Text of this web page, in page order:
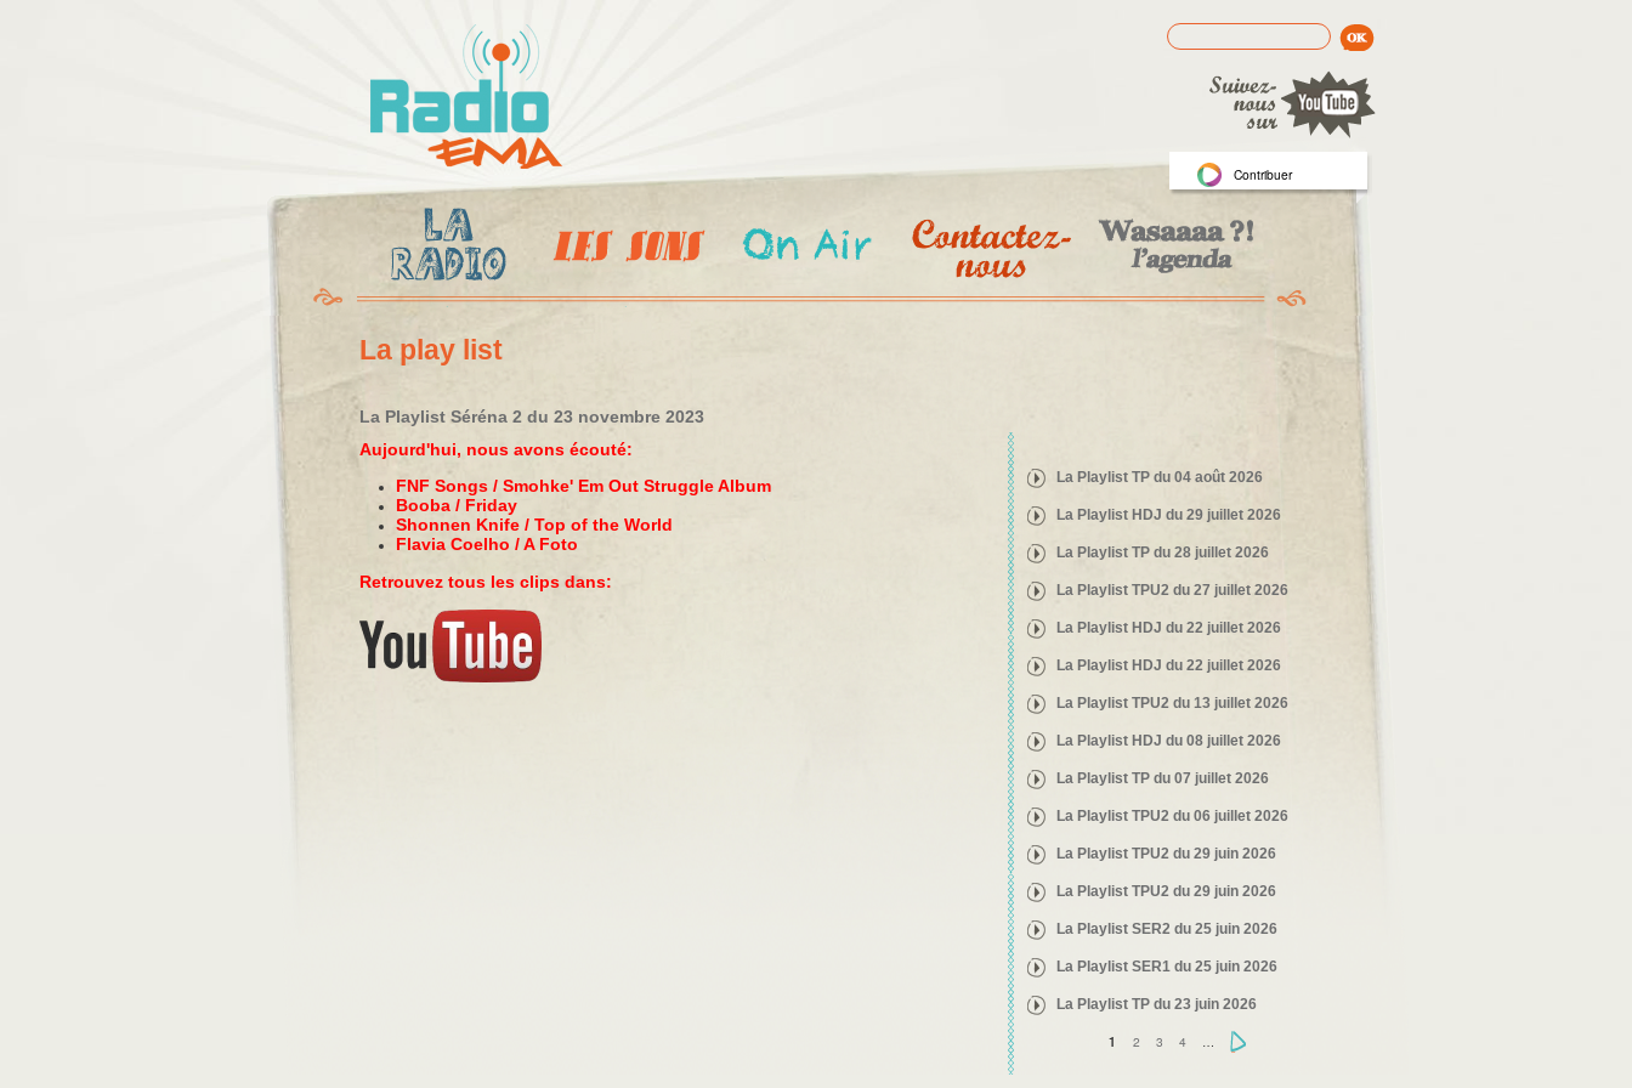
Formulaire de recherche
Rechercher
Contribuer
La play list
La Playlist Séréna 2 du 23 novembre 2023
Aujourd'hui, nous avons écouté:
FNF Songs / Smohke' Em Out Struggle Album
Booba / Friday
Shonnen Knife / Top of the World
Flavia Coelho / A Foto
Retrouvez tous les clips dans:
La Playlist TP du 04 août 2026
La Playlist HDJ du 29 juillet 2026
La Playlist TP du 28 juillet 2026
La Playlist TPU2 du 27 juillet 2026
La Playlist HDJ du 22 juillet 2026
La Playlist HDJ du 22 juillet 2026
La Playlist TPU2 du 13 juillet 2026
La Playlist HDJ du 08 juillet 2026
La Playlist TP du 07 juillet 2026
La Playlist TPU2 du 06 juillet 2026
La Playlist TPU2 du 29 juin 2026
La Playlist TPU2 du 29 juin 2026
La Playlist SER2 du 25 juin 2026
La Playlist SER1 du 25 juin 2026
La Playlist TP du 23 juin 2026
1 2 3 4 … ›